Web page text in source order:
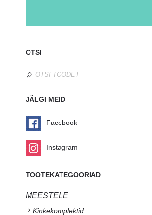
OTSI
JÄLGI MEID
Facebook
Instagram
TOOTEKATEGOORIAD
MEESTELE
Kinkekomplektid